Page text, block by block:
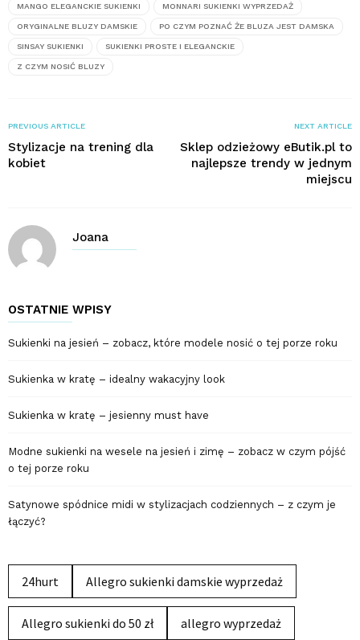
MANGO ELEGANCKIE SUKIENKI MONNARI SUKIENKI WYPRZEDAŻ
ORYGINALNE BLUZY DAMSKIE PO CZYM POZNAĆ ŻE BLUZA JEST DAMSKA
SINSAY SUKIENKI SUKIENKI PROSTE I ELEGANCKIE
Z CZYM NOSIĆ BLUZY
PREVIOUS ARTICLE
Stylizacje na trening dla
kobiet
NEXT ARTICLE
Sklep odzieżowy eButik.pl to
najlepsze trendy w jednym
miejscu
Joana
OSTATNIE WPISY
Sukienki na jesień – zobacz, które modele nosić o tej porze roku
Sukienka w kratę – idealny wakacyjny look
Sukienka w kratę – jesienny must have
Modne sukienki na wesele na jesień i zimę – zobacz w czym pójść
o tej porze roku
Satynowe spódnice midi w stylizacjach codziennych – z czym je
łączyć?
24hurt Allegro sukienki damskie wyprzedaż
Allegro sukienki do 50 zł allegro wyprzedaż